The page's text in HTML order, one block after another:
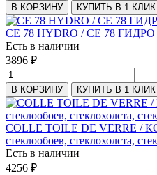
В КОРЗИНУ КУПИТЬ В 1 КЛИК
CE 78 HYDRO / CE 78 ГИДРО
Есть в наличии
3896 ₽
В КОРЗИНУ КУПИТЬ В 1 КЛИК
COLLE TOILE DE VERRE /
стеклообоев, стеклохолста,
Есть в наличии
4256 ₽